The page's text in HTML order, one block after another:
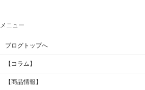
メニュー
ブログトップへ
【コラム】
【商品情報】